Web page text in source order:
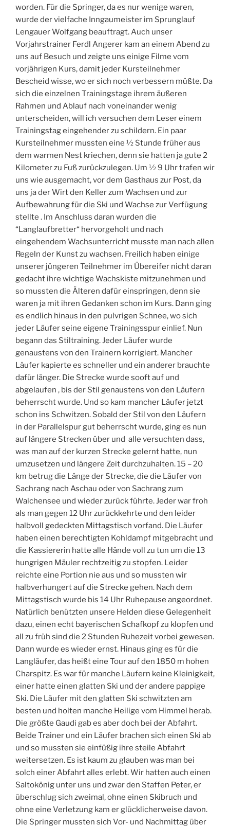
worden. Für die Springer, da es nur wenige waren,
wurde der vielfache Inngaumeister im Sprunglauf
Lengauer Wolfgang beauftragt. Auch unser
Vorjahrstrainer Ferdl Angerer kam an einem Abend zu
uns auf Besuch und zeigte uns einige Filme vom
vorjährigen Kurs, damit jeder Kursteilnehmer
Bescheid wisse, wo er sich noch verbessern müßte. Da
sich die einzelnen Trainingstage ihrem äußeren
Rahmen und Ablauf nach voneinander wenig
unterscheiden, will ich versuchen dem Leser einem
Trainingstag eingehender zu schildern. Ein paar
Kursteilnehmer mussten eine ½ Stunde früher aus
dem warmen Nest kriechen, denn sie hatten ja gute 2
Kilometer zu Fuß zurückzulegen. Um ½ 9 Uhr trafen wir
uns wie ausgemacht, vor dem Gasthaus zur Post, da
uns ja der Wirt den Keller zum Wachsen und zur
Aufbewahrung für die Ski und Wachse zur Verfügung
stellte . Im Anschluss daran wurden die
“Langlaufbretter“ hervorgeholt und nach
eingehendem Wachsunterricht musste man nach allen
Regeln der Kunst zu wachsen. Freilich haben einige
unserer jüngeren Teilnehmer im Übereifer nicht daran
gedacht ihre wichtige Wachskiste mitzunehmen und
so mussten die Älteren dafür einspringen, denn sie
waren ja mit ihren Gedanken schon im Kurs. Dann ging
es endlich hinaus in den pulvrigen Schnee, wo sich
jeder Läufer seine eigene Trainingsspur einlief. Nun
begann das Stiltraining. Jeder Läufer wurde
genaustens von den Trainern korrigiert. Mancher
Läufer kapierte es schneller und ein anderer brauchte
dafür länger. Die Strecke wurde sooft auf und
abgelaufen , bis der Stil genaustens von den Läufern
beherrscht wurde. Und so kam mancher Läufer jetzt
schon ins Schwitzen. Sobald der Stil von den Läufern
in der Parallelspur gut beherrscht wurde, ging es nun
auf längere Strecken über und alle versuchten dass,
was man auf der kurzen Strecke gelernt hatte, nun
umzusetzen und längere Zeit durchzuhalten. 15 – 20
km betrug die Länge der Strecke, die die Läufer von
Sachrang nach Aschau oder von Sachrang zum
Walchensee und wieder zurück führte. Jeder war froh
als man gegen 12 Uhr zurückkehrte und den leider
halbvoll gedeckten Mittagstisch vorfand. Die Läufer
haben einen berechtigten Kohldampf mitgebracht und
die Kassiererin hatte alle Hände voll zu tun um die 13
hungrigen Mäuler rechtzeitig zu stopfen. Leider
reichte eine Portion nie aus und so mussten wir
halbverhungert auf die Strecke gehen. Nach dem
Mittagstisch wurde bis 14 Uhr Ruhepause angeordnet.
Natürlich benützten unsere Helden diese Gelegenheit
dazu, einen echt bayerischen Schafkopf zu klopfen und
all zu früh sind die 2 Stunden Ruhezeit vorbei gewesen.
Dann wurde es wieder ernst. Hinaus ging es für die
Langläufer, das heißt eine Tour auf den 1850 m hohen
Charspitz. Es war für manche Läufern keine Kleinigkeit,
einer hatte einen glatten Ski und der andere pappige
Ski. Die Läufer mit den glatten Ski schwitzten am
besten und holten manche Heilige vom Himmel herab.
Die größte Gaudi gab es aber doch bei der Abfahrt.
Beide Trainer und ein Läufer brachen sich einen Ski ab
und so mussten sie einfüßig ihre steile Abfahrt
weitersetzen. Es ist kaum zu glauben was man bei
solch einer Abfahrt alles erlebt. Wir hatten auch einen
Saltokönig unter uns und zwar den Staffen Peter, er
überschlug sich zweimal, ohne einen Skibruch und
ohne eine Verletzung kam er glücklicherweise davon.
Die Springer mussten sich Vor- und Nachmittag über